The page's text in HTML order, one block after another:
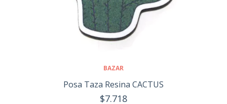
BAZAR
Posa Taza Resina CACTUS
$7.718